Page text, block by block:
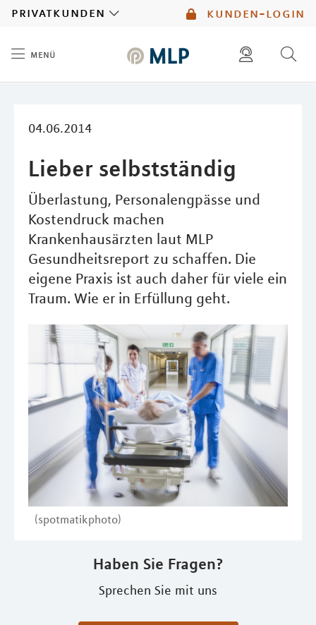
kunden-login
privatkunden
menü
04.06.2014
Lieber selbstständig
Überlastung, Personalengpässe und
Kostendruck machen
Krankenhausärzten laut MLP
Gesundheitsreport zu schaffen. Die
eigene Praxis ist auch daher für viele ein
Traum. Wie er in Erfüllung geht.
(spotmatikphoto)
Haben Sie Fragen?
Sprechen Sie mit uns